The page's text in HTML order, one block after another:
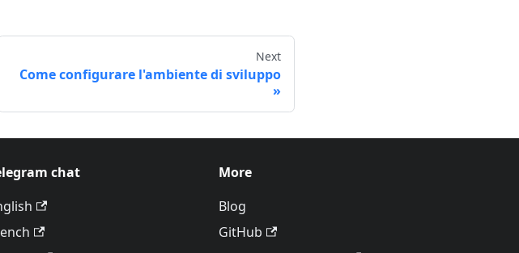
Next
Come configurare l'ambiente di sviluppo
chat
More
Blog
GitHub